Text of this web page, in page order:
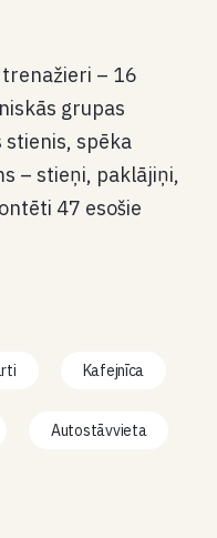
– 16
grupas
spēka
– stieņi, paklājiņi,
47 esošie
Kafejnīca
Autostāvvieta